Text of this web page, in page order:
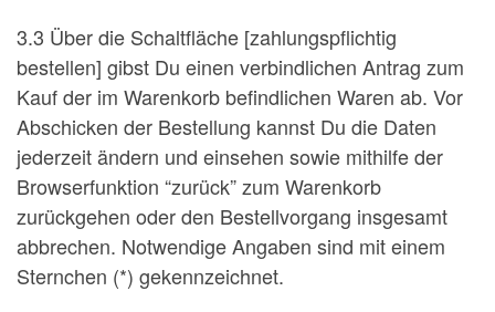
3.3 Über die Schaltfläche [zahlungspflichtig
bestellen] gibst Du einen verbindlichen Antrag zum
Kauf der im Warenkorb befindlichen Waren ab. Vor
Abschicken der Bestellung kannst Du die Daten
jederzeit ändern und einsehen sowie mithilfe der
Browserfunktion “zurück” zum Warenkorb
zurückgehen oder den Bestellvorgang insgesamt
abbrechen. Notwendige Angaben sind mit einem
Sternchen (*) gekennzeichnet.